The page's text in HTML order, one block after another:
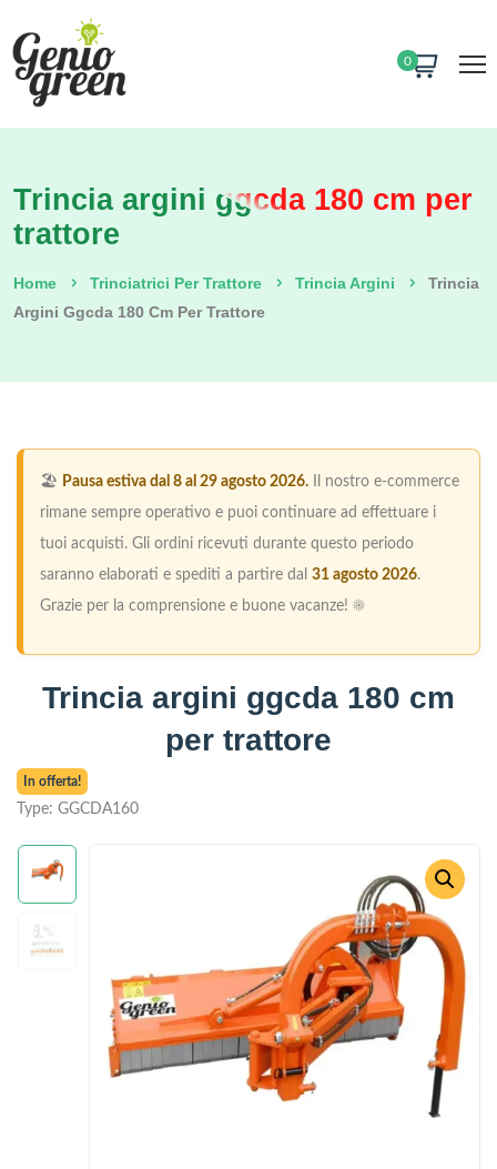
0
Trincia argini ggcda 180 cm per
trattore
Home Trinciatrici Per Trattore Trincia Argini
Trincia
Argini Ggcda 180 Cm Per Trattore
🏖️ Pausa estiva dal 8 al 29 agosto 2026. Il nostro e-commerce
rimane sempre operativo e puoi continuare ad effettuare i
tuoi acquisti. Gli ordini ricevuti durante questo periodo
saranno elaborati e spediti a partire dal 31 agosto 2026.
Grazie per la comprensione e buone vacanze! ☀️
Trincia argini ggcda 180 cm
per trattore
In offerta!
Type: GGCDA160